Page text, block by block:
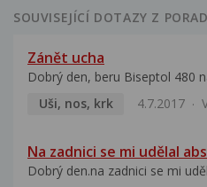
SOUVISEJÍCÍ DOTAZY Z
Zánět ucha
Dobrý den, beru Biseptol 480
Uši, nos, krk
4.7.2017
Na zadnici se mi udělal
Dobrý den.na zadnici se mi